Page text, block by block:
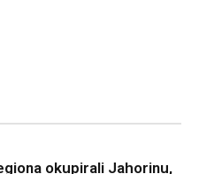
okupirali Jahorinu,